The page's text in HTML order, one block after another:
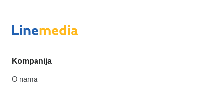
Kompanija
O nama